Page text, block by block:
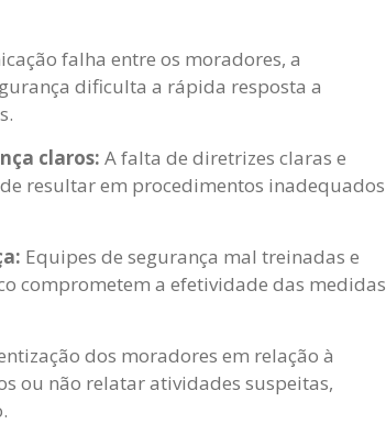
falha entre os moradores, a
dificulta a rápida resposta a
claros: A falta de diretrizes claras e
resultar em procedimentos inadequados
Equipes de segurança mal treinadas e
comprometem a efetividade das medidas
dos moradores em relação à
ou não relatar atividades suspeitas,